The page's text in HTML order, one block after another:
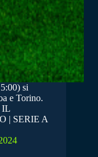
si
e Torino.
IL
| SERIE A